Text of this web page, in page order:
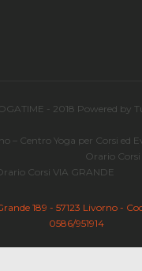
- 2018 Powered by
– Centro Yoga per Corsi ed
Orario Corsi
Corsi VIA GRANDE
189 - 57123 Livorno -
0586/951914